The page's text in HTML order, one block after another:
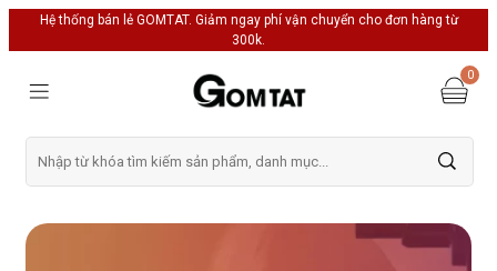
Hệ thống bán lẻ GOMTAT. Giảm ngay phí vận chuyển cho đơn hàng từ
300k.
0